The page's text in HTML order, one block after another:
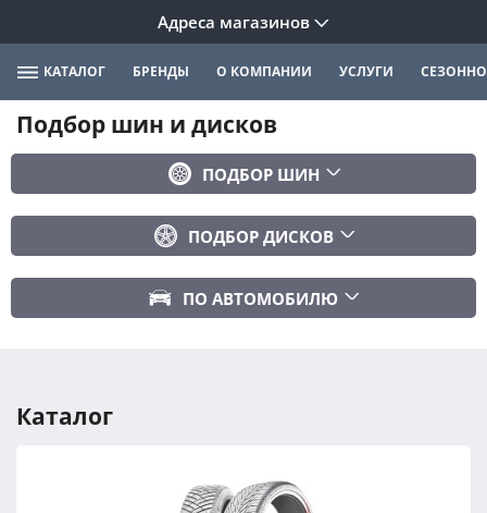
Адреса магазинов
КАТАЛОГ БРЕНДЫ О КОМПАНИИ УСЛУГИ
Подбор шин и дисков
ПОДБОР ШИН
Сбросить
ПОДБОР ДИСКОВ
ПОДОБРАТЬ
ПО АВТОМОБИЛЮ
Год авто
Каталог